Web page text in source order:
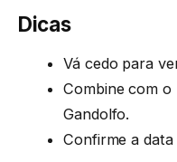
Dicas
Vá cedo para
Combine com o
Gandolfo.
Confirme a data